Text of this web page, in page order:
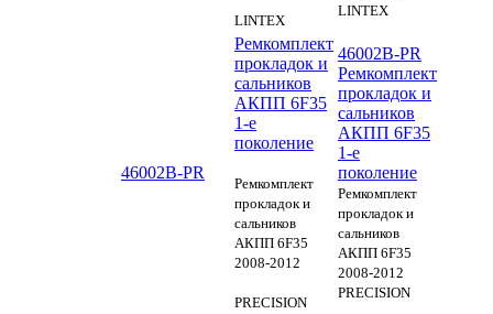
LINTEX
LINTEX
46002B-PR
Ремкомплект
прокладок и
сальников
АКПП 6F35
1-е
поколение
Ремкомплект
прокладок и
сальников
АКПП 6F35
2008-2012
PRECISION
46002B-PR
Ремкомплект
прокладок и
сальников
АКПП 6F35
1-е
поколение
Ремкомплект
прокладок и
сальников
АКПП 6F35
2008-2012
PRECISION